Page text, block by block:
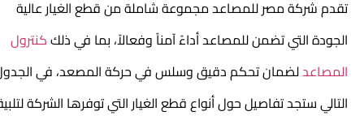
تقدم شركة مصر للمصاعد مجموعة شاملة من قطع الغيار عالية
الجودة التي تضمن للمصاعد أداءً آمناً وفعالاً، بما في ذلككنترول
المصاعدلضمان تحكم دقيق وسلس في حركة المصعد، في الجدول
التالي ستجد تفاصيل حول أنواع قطع الغيار التي توفرها الشركة لتلبية